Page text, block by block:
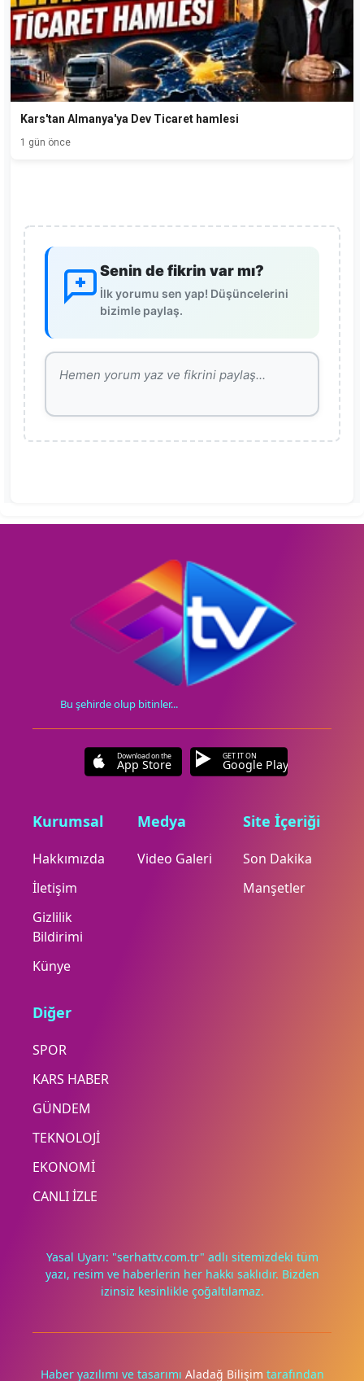
Deneyimini iyileştirmek ve içeriğimizi geliştirmek için çerezler
yalnızca onayınla.
Kars'tan Almanya'ya Dev Ticaret hamlesi
1 gün önce
Senin de fikrin var mı?
İlk yorumu sen yap! Düşüncelerini
bizimle paylaş.
Bu şehirde olup bitinler...
Download on the
App Store
GET IT ON
Google Play
Kurumsal
Hakkımızda
İletişim
Gizlilik
Bildirimi
Künye
Medya
Video Galeri
Site İçeriği
Son Dakika
Manşetler
Diğer
SPOR
KARS HABER
GÜNDEM
TEKNOLOJİ
EKONOMİ
CANLI İZLE
Yasal Uyarı: "serhattv.com.tr" adlı sitemizdeki tüm
yazı, resim ve haberlerin her hakkı saklıdır. Bizden
izinsiz kesinlikle çoğaltılamaz.
Haber yazılımı ve tasarımı Aladağ Bilişim tarafından